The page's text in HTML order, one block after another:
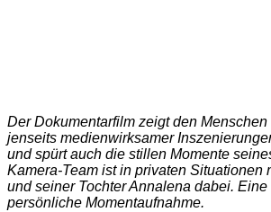
Der Dokumentarfilm zeigt den
jenseits medienwirksamer
und spürt auch die stillen Momente
Kamera-Team ist in privaten Situationen
und seiner Tochter Annalena dabei.
persönliche Momentaufnahme.